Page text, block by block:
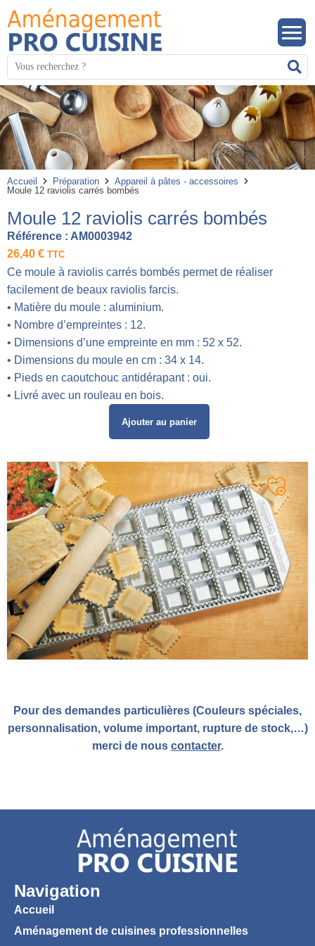
Mots
clés
:
Accueil Préparation
Appareil à pâtes - accessoires
Moule 12 raviolis carrés bombés
Moule 12 raviolis carrés bombés
Référence : AM0003942
26,40 € TTC
Ce moule à raviolis carrés bombés permet de réaliser
facilement de beaux raviolis farcis.
• Matière du moule : aluminium.
• Nombre d’empreintes : 12.
• Dimensions d’une empreinte en mm : 52 x 52.
• Dimensions du moule en cm : 34 x 14.
• Pieds en caoutchouc antidérapant : oui.
• Livré avec un rouleau en bois.
Ajouter au panier
Pour des demandes particulières (Couleurs spéciales,
personnalisation, volume important, rupture de stock,…)
merci de nous contacter.
Navigation
Accueil
Aménagement de cuisines professionnelles
Panneau de gestion des cookies